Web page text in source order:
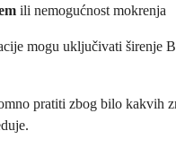
ili nemogućnost mokrenja
mogu uključivati ​​širenje
pratiti zbog bilo kakvih